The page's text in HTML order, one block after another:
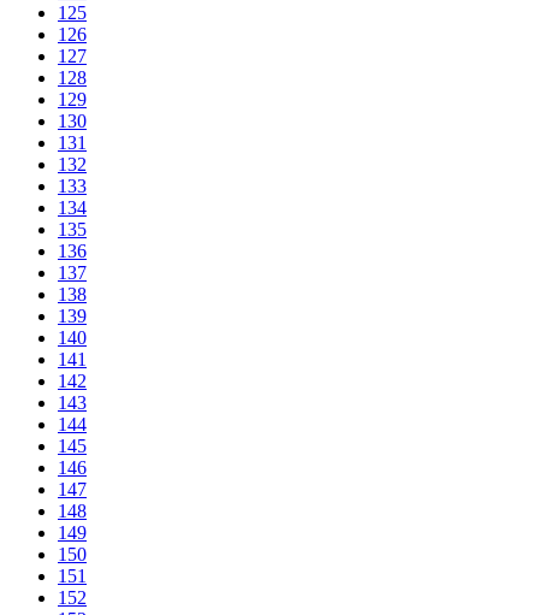
125
126
127
128
129
130
131
132
133
134
135
136
137
138
139
140
141
142
143
144
145
146
147
148
149
150
151
152